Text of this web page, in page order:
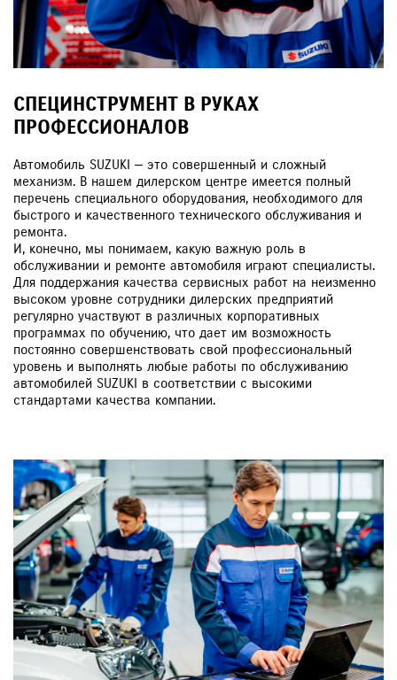
СПЕЦИНСТРУМЕНТ В РУКАХ
ПРОФЕССИОНАЛОВ
Автомобиль SUZUKI — это совершенный и сложный
механизм. В нашем дилерском центре имеется полный
перечень специального оборудования, необходимого для
быстрого и качественного технического обслуживания и
ремонта.
И, конечно, мы понимаем, какую важную роль в
обслуживании и ремонте автомобиля играют специалисты.
Для поддержания качества сервисных работ на неизменно
высоком уровне сотрудники дилерских предприятий
регулярно участвуют в различных корпоративных
программах по обучению, что дает им возможность
постоянно совершенствовать свой профессиональный
уровень и выполнять любые работы по обслуживанию
автомобилей SUZUKI в соответствии с высокими
стандартами качества компании.